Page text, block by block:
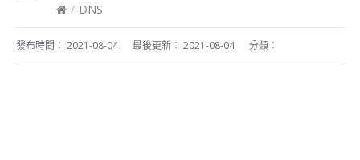
/ DNS
發布時間： 2021-08-04 最後更新： 2021-08-04 分類：